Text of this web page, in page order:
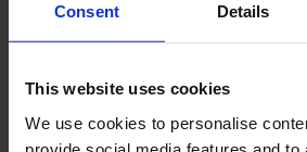
Consent Details
This website uses cookies
We use cookies to personalise
dans les mangeoires.
Nettoyage des unités